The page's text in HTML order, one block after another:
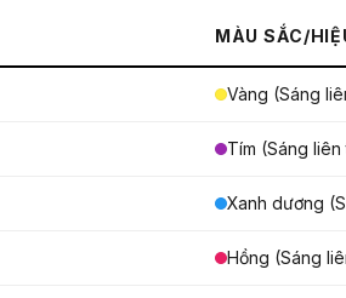
MÀU SẮC/
Vàng (Sáng
Tím (Sáng liên
Xanh dương
Hồng (Sáng